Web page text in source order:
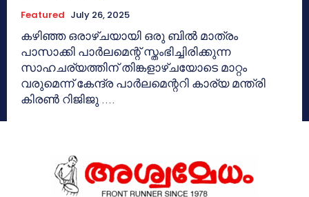
Featured July 26, 2025
കഴിഞ്ഞ ഒരാഴ്ചയായി ഒരു ബിൽ മാത്രം
പാസാക്കി പാർലമെന്റ് സ്തംഭിച്ചിരിക്കുന്ന
സാഹചര്യത്തിന് തിങ്കളാഴ്ചയോടെ മാറ്റം
വരുമെന്ന് കേന്ദ്ര പാർലമെന്ററി കാര്യ മന്ത്രി
കിരൺ റിജിജു ....